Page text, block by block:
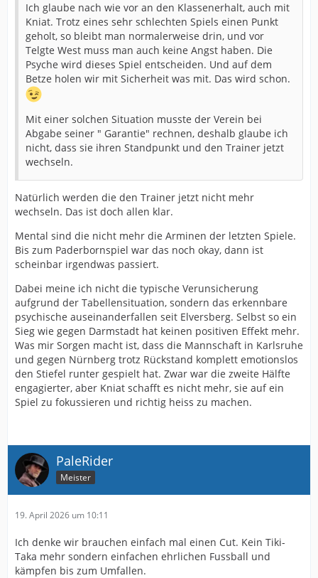
Ich glaube nach wie vor an den Klassenerhalt, auch mit
Kniat. Trotz eines sehr schlechten Spiels einen Punkt
geholt, so bleibt man normalerweise drin, und vor
Telgte West muss man auch keine Angst haben. Die
Psyche wird dieses Spiel entscheiden. Und auf dem
Betze holen wir mit Sicherheit was mit. Das wird schon.
Mit einer solchen Situation musste der Verein bei
Abgabe seiner " Garantie" rechnen, deshalb glaube ich
nicht, dass sie ihren Standpunkt und den Trainer jetzt
wechseln.
Natürlich werden die den Trainer jetzt nicht mehr
wechseln. Das ist doch allen klar.
Mental sind die nicht mehr die Arminen der letzten Spiele.
Bis zum Paderbornspiel war das noch okay, dann ist
scheinbar irgendwas passiert.
Dabei meine ich nicht die typische Verunsicherung
aufgrund der Tabellensituation, sondern das erkennbare
psychische auseinanderfallen seit Elversberg. Selbst so ein
Sieg wie gegen Darmstadt hat keinen positiven Effekt mehr.
Was mir Sorgen macht ist, dass die Mannschaft in Karlsruhe
und gegen Nürnberg trotz Rückstand komplett emotionslos
den Stiefel runter gespielt hat. Zwar war die zweite Hälfte
engagierter, aber Kniat schafft es nicht mehr, sie auf ein
Spiel zu fokussieren und richtig heiss zu machen.
PaleRider
Meister
19. April 2026 um 10:11
Ich denke wir brauchen einfach mal einen Cut. Kein Tiki-
Taka mehr sondern einfachen ehrlichen Fussball und
kämpfen bis zum Umfallen.